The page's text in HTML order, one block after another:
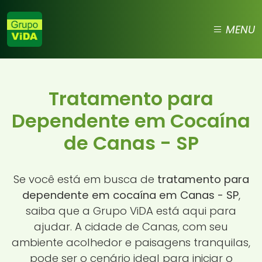
MENU
Tratamento para
Dependente em Cocaína
de Canas - SP
Se você está em busca de tratamento para
dependente em cocaína em Canas - SP,
saiba que a Grupo ViDA está aqui para
ajudar. A cidade de Canas, com seu
ambiente acolhedor e paisagens tranquilas,
pode ser o cenário ideal para iniciar o